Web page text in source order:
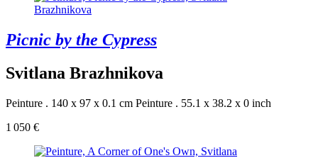
Picnic by the Cypress
Svitlana Brazhnikova
Peinture . 140 x 97 x 0.1 cm Peinture . 55.1 x 38.2 x 0 inch
1 050 €